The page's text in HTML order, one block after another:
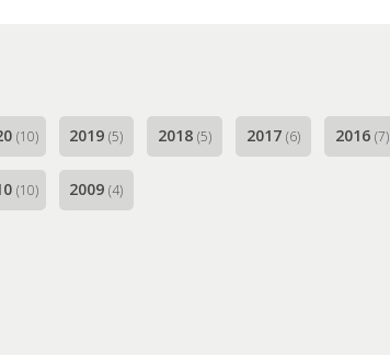
(10) 2019(5) 2018(5) 2017 (6) 2016 (7)
(10) 2009(4)